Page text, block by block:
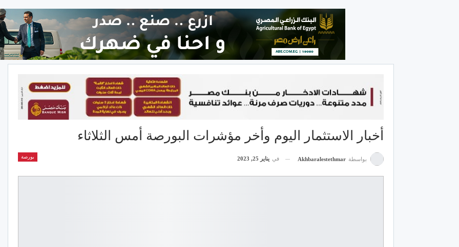
أخبار الاستثمار اليوم وأخر مؤشرات البورصة أمس الثلاثاء
بورصة بواسطة Akhbaralestethmar في يناير 25, 2023